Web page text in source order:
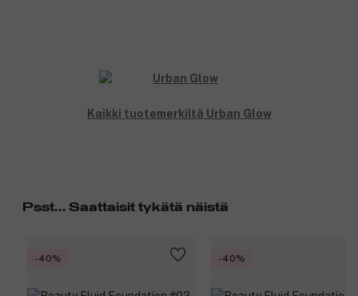
Kaikki tuotemerkiltä Urban Glow
Psst... Saattaisit tykätä näistä
-40% -40%